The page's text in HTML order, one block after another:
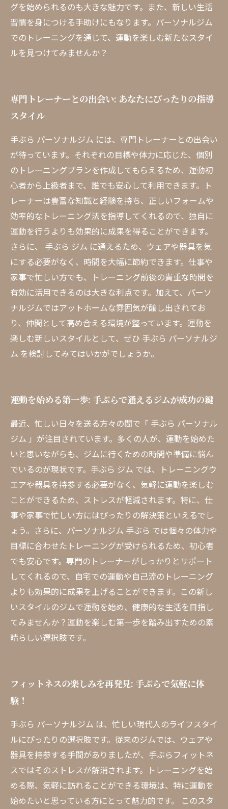
グを始められるのも大きな魅力です。また、新しい生活
習慣を身につける手助けにもなります。パーソナルジム
でのトレーニングを通じて、運動を楽しむ新たなスタイ
ルを見つけてみませんか？
専門トレーナーとの出会い: あなたにぴったりの指導
スタイル
手ぶら パーソナルジム には、専門トレーナーとの出会い
が待っています。それぞれの目標や体力に応じた、個別
のトレーニングプランを作成してもらえるため、運動初
心者から上級者まで、誰でも安心して利用できます。ト
レーナーは豊富な知識と経験を持ち、正しいフォームや
効率的なトレーニング法を指導してくれるので、独自に
運動を行うよりも効果的に成果を得ることができます。
さらに、 手ぶら ジム に通えるため、ウェアや器具を気
にする必要がなく、時間を大幅に節約できます。仕事や
家事で忙しい方でも、トレーニング前後の貴重な時間を
有効に活用できるのは大きな利点です。加えて、パーソ
ナルジムではアットホームな雰囲気が醸し出されてお
り、仲間として高め合える環境が整っています。運動を
楽しむ新しいスタイルとして、ぜひ 手ぶら パーソナルジ
ム を検討してみてはいかがでしょうか。
運動を始める第一歩: 手ぶらで通えるジムが成功の鍵
最近、忙しい日々を送る方々の間で「 手ぶら パーソナル
ジム 」が注目されています。多くの人が、運動を始めた
いと思いながらも、ジムに行くための時間や準備に悩ん
でいるのが現状です。手ぶら ジム では、トレーニングウ
エアや器具を持参する必要がなく、気軽に運動を楽しむ
ことができるため、ストレスが軽減されます。特に、仕
事や家事で忙しい方にはぴったりの解決策といえるでし
ょう。さらに、パーソナルジム 手ぶら では個々の体力や
目標に合わせたトレーニングが受けられるため、初心者
でも安心です。専門のトレーナーがしっかりとサポート
してくれるので、自宅での運動や自己流のトレーニング
よりも効果的に成果を上げることができます。この新し
いスタイルのジムで運動を始め、健康的な生活を目指し
てみませんか？運動を楽しむ第一歩を踏み出すための素
晴らしい選択肢です。
フィットネスの楽しみを再発見: 手ぶらで気軽に体
験！
手ぶら パーソナルジム は、忙しい現代人のライフスタイ
ルにぴったりの選択肢です。従来のジムでは、ウェアや
器具を持参する手間がありましたが、手ぶらフィットネ
スではそのストレスが解消されます。トレーニングを始
める際、気軽に訪れることができる環境は、特に運動を
始めたいと思っている方にとって魅力的です。 このスタ